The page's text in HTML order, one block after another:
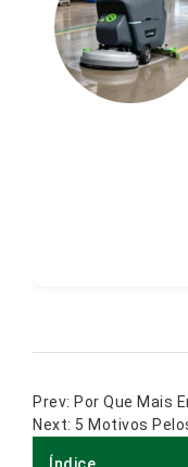
Índice
Por Que Mais
5 Motivos Pelos Quais A